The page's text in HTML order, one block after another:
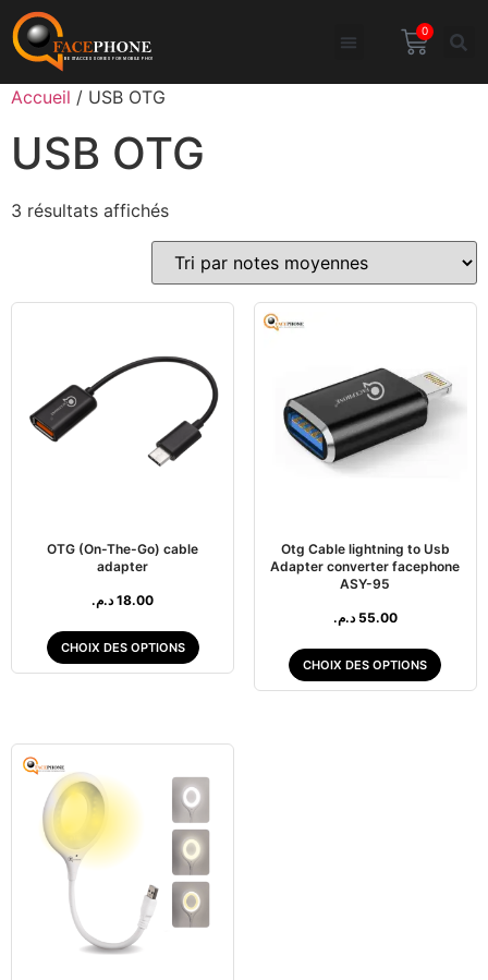
0
Accueil / USB OTG
USB OTG
3 résultats affichés
OTG (On-The-Go) cable
adapter
18.00 د.م.
CHOIX DES OPTIONS
Otg Cable lightning to Usb
Adapter converter facephone
ASY-95
55.00 د.م.
CHOIX DES OPTIONS